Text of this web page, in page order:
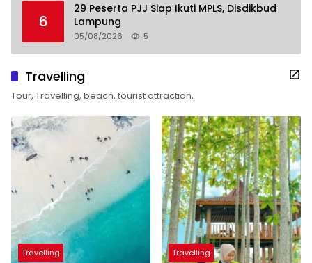
6
29 Peserta PJJ Siap Ikuti MPLS, Disdikbud
Lampung
05/08/2026 5
Travelling
Tour, Travelling, beach, tourist attraction,
Travelling Travelling